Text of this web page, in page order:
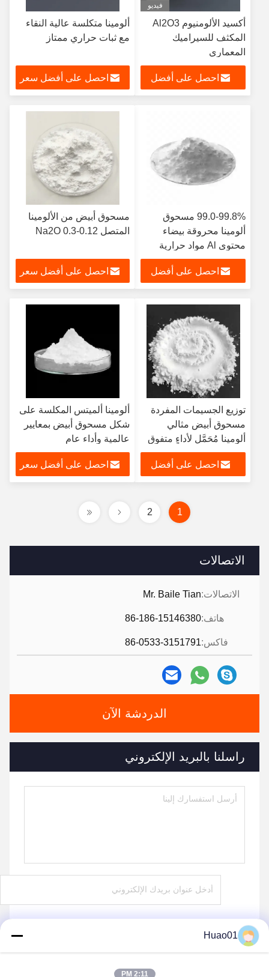
الاتصالات
الاتصالات:Mr. Baile Tian
هاتف:86-186-15146380
فاكس:86-0533-3151791
الدردشة الآن
راسلنا بالبريد الإلكتروني
فيديو
أكسيد الألومنيوم Al2O3
المكثف للسيراميك
المعماري
احصل على أفضل
ألومينا متكلسة عالية النقاء
مع ثبات حراري ممتاز
احصل على أفضل سعر
99.0-99.8% مسحوق
ألومينا محروقة بيضاء
محتوى Al مواد حرارية
احصل على أفضل
مسحوق أبيض من الألومينا
المتصل 0.12-0.3 Na2O
احصل على أفضل سعر
توزيع الجسيمات المفردة
مسحوق أبيض مثالي
ألومينا مُحَمَّل لأداءٍ متفوق
احصل على أفضل
ألومينا ألميتس المكلسة على
شكل مسحوق أبيض بمعايير
عالمية وأداء عام
احصل على أفضل سعر
1
2
Huao01
2:11 PM